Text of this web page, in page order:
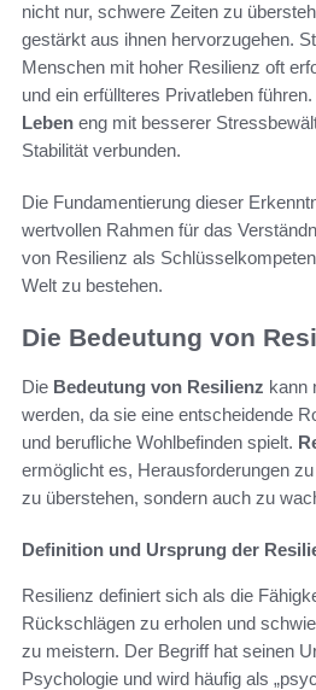
nicht nur, schwere Zeiten zu
gestärkt aus ihnen hervorzugehen.
Menschen mit hoher Resilienz oft
und ein erfüllteres Privatleben
Leben eng mit besserer
Stabilität verbunden.
Die Fundamentierung dieser
wertvollen Rahmen für das
von Resilienz als
Welt zu bestehen.
Die Bedeutung von
Die Bedeutung von Resilienz kann
werden, da sie eine entscheidende
und berufliche Wohlbefinden spielt.
ermöglicht es, Herausforderungen
zu überstehen, sondern auch zu
Definition und Ursprung der
Resilienz definiert sich als die
Rückschlägen zu erholen und
zu meistern. Der Begriff hat seinen
Psychologie und wird häufig als